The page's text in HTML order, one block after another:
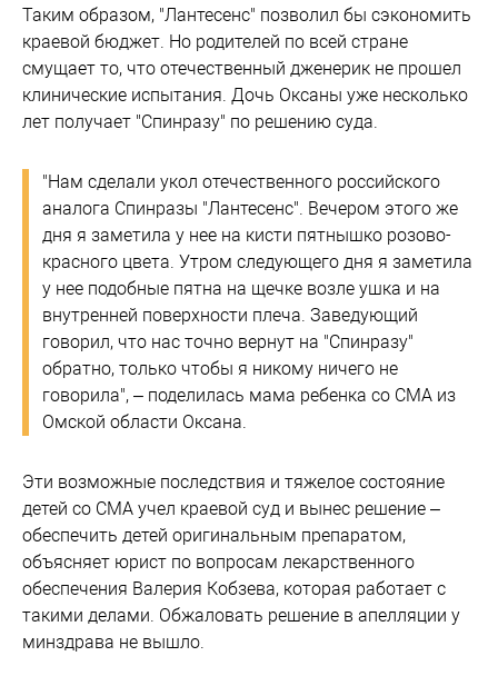
Таким образом, "Лантесенс" позволил бы сэкономить
краевой бюджет. Но родителей по всей стране
смущает то, что отечественный дженерик не прошел
клинические испытания. Дочь Оксаны уже несколько
лет получает "Спинразу" по решению суда.
"Нам сделали укол отечественного российского
аналога Спинразы "Лантесенс". Вечером этого же
дня я заметила у нее на кисти пятнышко розово-
красного цвета. Утром следующего дня я заметила
у нее подобные пятна на щечке возле ушка и на
внутренней поверхности плеча. Заведующий
говорил, что нас точно вернут на "Спинразу"
обратно, только чтобы я никому ничего не
говорила", – поделилась мама ребенка со СМА из
Омской области Оксана.
Эти возможные последствия и тяжелое состояние
детей со СМА учел краевой суд и вынес решение –
обеспечить детей оригинальным препаратом,
объясняет юрист по вопросам лекарственного
обеспечения Валерия Кобзева, которая работает с
такими делами. Обжаловать решение в апелляции у
минздрава не вышло.